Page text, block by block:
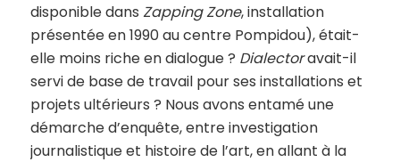
disponible dans Zapping Zone, installation
présentée en 1990 au centre Pompidou), était-
elle moins riche en dialogue ? Dialectoravait-il
servi de base de travail pour ses installations et
projets ultérieurs ? Nous avons entamé une
démarche d’enquête, entre investigation
journalistique et histoire de l’art, en allant à la